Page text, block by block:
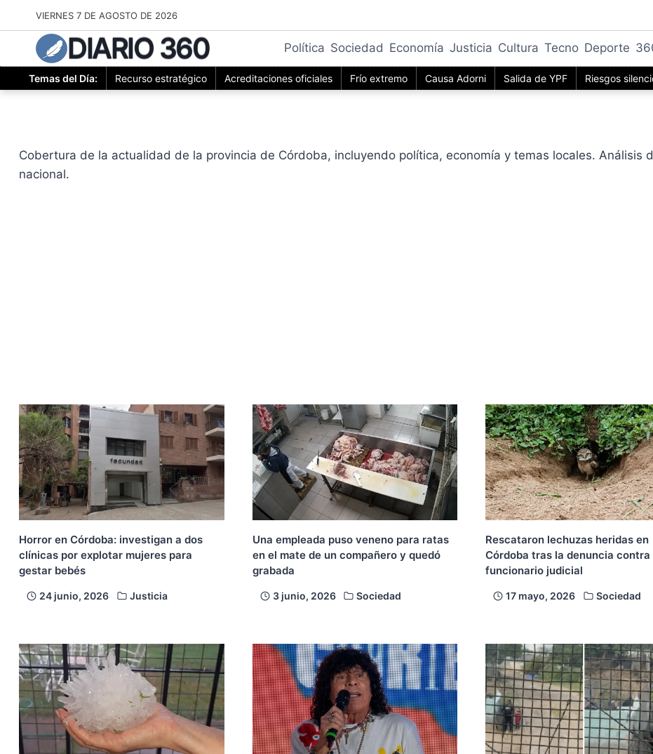
al
contenido
VIERNES 7 DE AGOSTO DE 2026
DIARIO 360 Política Sociedad Economía Justicia Cultura Tecno Deporte
Temas del Día: Recurso estratégico Acreditaciones oficiales Frío extremo Causa Adorni Salida de YPF Riesgos
Cobertura de la actualidad de la provincia de Córdoba, incluyendo política, economía y temas locales. Análisis
nacional.
Horror en Córdoba: investigan a dos
clínicas por explotar mujeres para
gestar bebés
24 junio, 2026 Justicia
Una empleada puso veneno para ratas
en el mate de un compañero y quedó
grabada
3 junio, 2026 Sociedad
Rescataron lechuzas heridas en
Córdoba tras la denuncia contra
funcionario judicial
17 mayo, 2026 Sociedad